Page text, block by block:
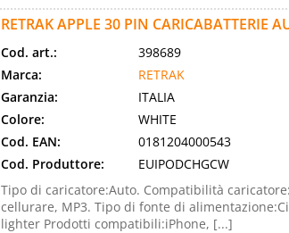
RETRAK APPLE 30 PIN CARICABATTERIE
Cod. art.:
398689
Marca:
RETRAK
Garanzia:
ITALIA
Colore:
WHITE
Cod. EAN:
0181204000543
Cod. Produttore:
EUIPODCHGCW
Tipo di caricatore:Auto. Compatibilità
cellurare, MP3. Tipo di fonte di
lighter Prodotti compatibili:iPhone, [...]